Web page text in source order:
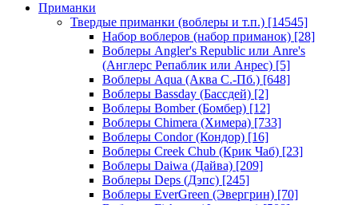
Приманки
Твердые приманки (воблеры и т.п.) [14545]
Набор воблеров (набор приманок) [28]
Воблеры Angler's Republic или Anre's
(Англерс Репаблик или Анрес) [5]
Воблеры Aqua (Аква С.-Пб.) [648]
Воблеры Bassday (Бассдей) [2]
Воблеры Bomber (Бомбер) [12]
Воблеры Chimera (Химера) [733]
Воблеры Condor (Кондор) [16]
Воблеры Creek Chub (Крик Чаб) [23]
Воблеры Daiwa (Дайва) [209]
Воблеры Deps (Дэпс) [245]
Воблеры EverGreen (Эвергрин) [70]